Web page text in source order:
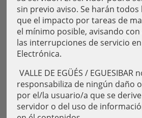
sin previo aviso. Se harán
que el impacto por tareas de
el mínimo posible, avisando
las interrupciones de servicio
Electrónica.
VALLE DE EGÜÉS / EGUESIBAR
responsabiliza de ningún daño
por el/la usuario/a que se
servidor o del uso de